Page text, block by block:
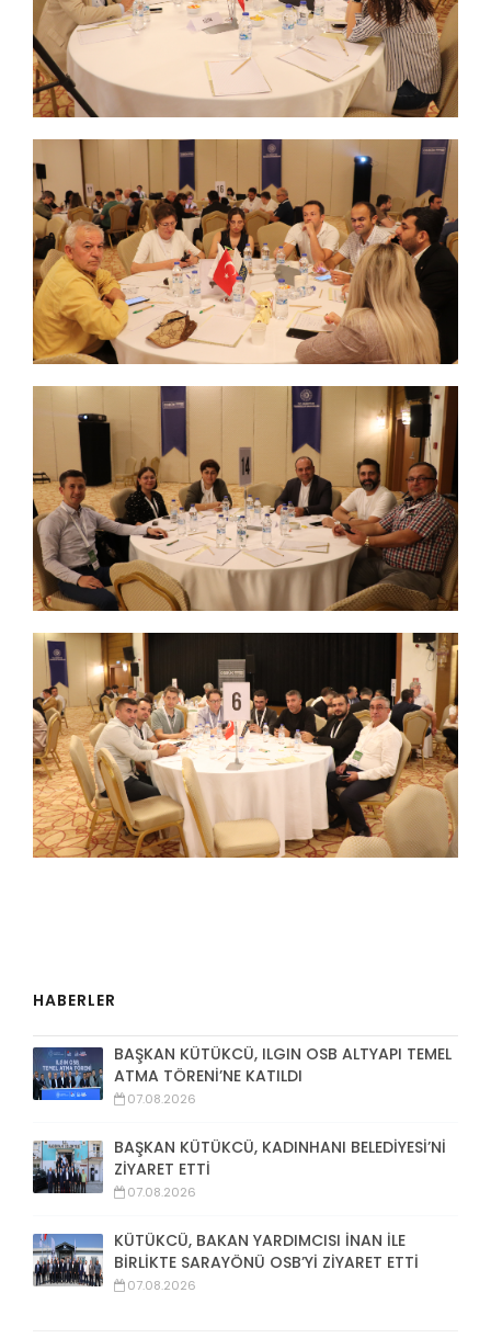
HABERLER
BAŞKAN KÜTÜKCÜ, ILGIN OSB ALTYAPI TEMEL
ATMA TÖRENİ’NE KATILDI
07.08.2026
BAŞKAN KÜTÜKCÜ, KADINHANI BELEDİYESİ’Nİ
ZİYARET ETTİ
07.08.2026
KÜTÜKCÜ, BAKAN YARDIMCISI İNAN İLE
BİRLİKTE SARAYÖNÜ OSB’Yİ ZİYARET ETTİ
07.08.2026